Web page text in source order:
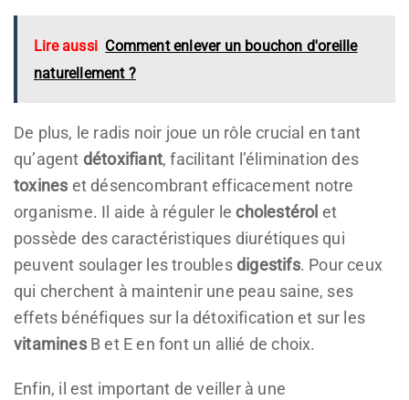
Lire aussi Comment enlever un bouchon d'oreille
naturellement ?
De plus, le radis noir joue un rôle crucial en tant
qu’agent détoxifiant, facilitant l’élimination des
toxines et désencombrant efficacement notre
organisme. Il aide à réguler lecholestérol et
possède des caractéristiques diurétiques qui
peuvent soulager les troublesdigestifs. Pour ceux
qui cherchent à maintenir une peau saine, ses
effets bénéfiques sur la détoxification et sur les
vitaminesB et E en font un allié de choix.
Enfin, il est important de veiller à une